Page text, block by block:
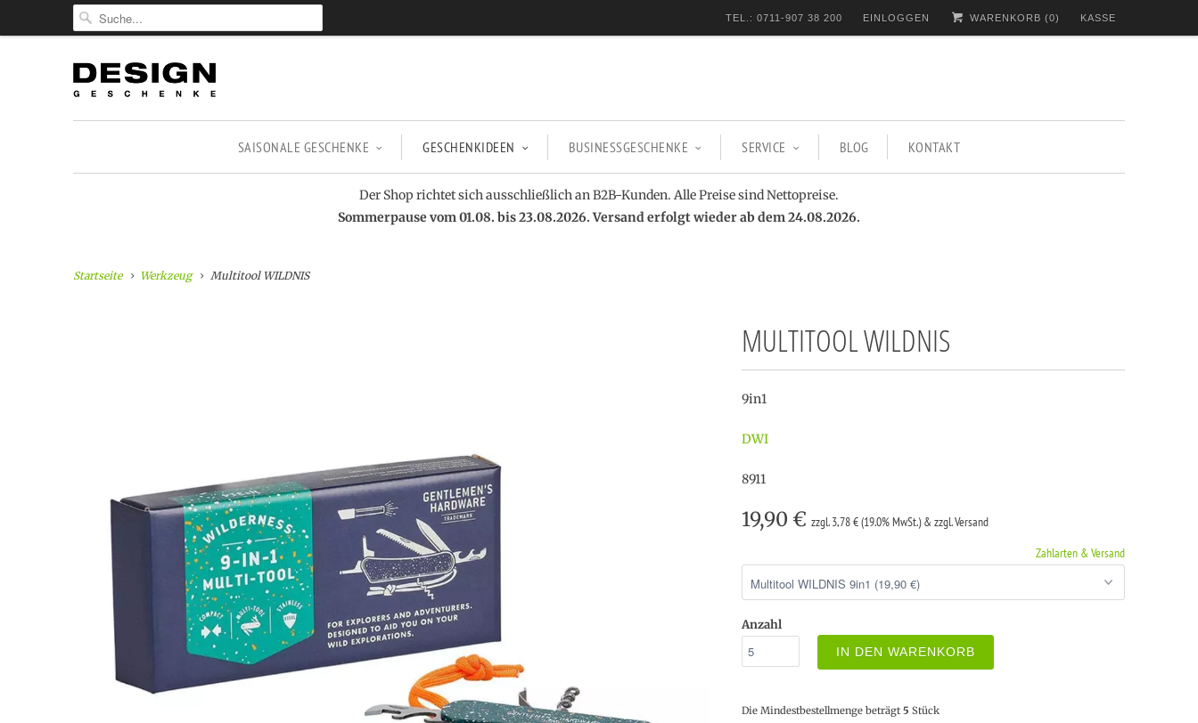
TEL.: 0711-907 38 200 EINLOGGEN WARENKORB (0) KASSE
SAISONALE GESCHENKE GESCHENKIDEEN BUSINESSGESCHENKE SERVICE BLOG KONTAKT
Der Shop richtet sich ausschließlich an B2B-Kunden. Alle Preise sind Nettopreise.
Sommerpause vom 01.08. bis 23.08.2026. Versand erfolgt wieder ab dem 24.08.2026.
Startseite Werkzeug Multitool WILDNIS
MULTITOOL WILDNIS
9in1
DWI
8911
19,90 € zzgl. 3,78 € (19.0% MwSt.) & zzgl. Versand
Zahlarten & Versand
Anzahl
IN DEN WARENKORB
Die Mindestbestellmenge beträgt 5 Stück